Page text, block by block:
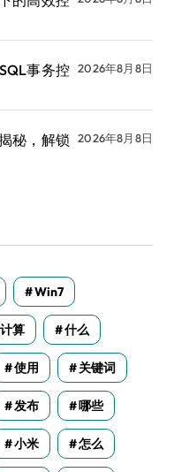
事务控 2026年8月8日
秘，解锁
2026年8月8日
Win7
算 什么
使用 关键词
发布 哪些
小米 怎么